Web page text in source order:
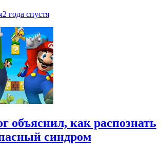
2 года спустя
объяснил, как распознать
синдром